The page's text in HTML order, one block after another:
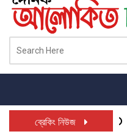
ব্রেকিং নিউজ